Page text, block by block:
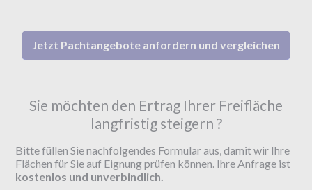
Jetzt Pachtangebote anfordern und vergleichen
Sie möchten den Ertrag Ihrer Freifläche
langfristig steigern ?
Bitte füllen Sie nachfolgendes Formular aus, damit wir Ihre
Flächen für Sie auf Eignung prüfen können. Ihre Anfrage ist
kostenlos und unverbindlich.